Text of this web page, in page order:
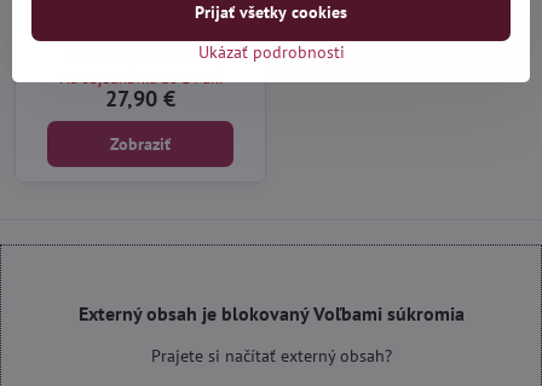
textilné autokoberce
Na objednávku do 14 dní
27,90 €
Zobraziť
Externý obsah je blokovaný Voľbami súkromia
Prajete si načítať externý obsah?
Ukázať podrobnosti
Prijať všetky cookies